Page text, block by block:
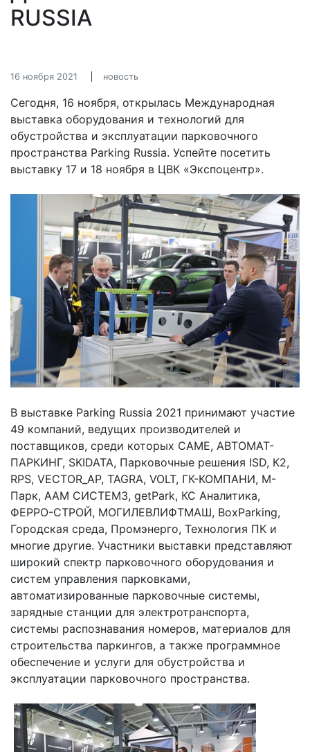
RUSSIA
16 ноября 2021 новость
Сегодня, 16 ноября, открылась Международная
выставка оборудования и технологий для
обустройства и эксплуатации парковочного
пространства Parking Russia. Успейте посетить
выставку 17 и 18 ноября в ЦВК «Экспоцентр».
В выставке Parking Russia 2021 принимают участие
49 компаний, ведущих производителей и
поставщиков, среди которых CAME, АВТОМАТ-
ПАРКИНГ, SKIDATA, Парковочные решения ISD, К2,
RPS, VECTOR_AP, TAGRA, VOLT, ГК-КОМПАНИ, М-
Парк, ААМ СИСТЕМЗ, getPark, КС Аналитика,
ФЕРРО-СТРОЙ, МОГИЛЕВЛИФТМАШ, BoxParking,
Городская среда, Промэнерго, Технология ПК и
многие другие. Участники выставки представляют
широкий спектр парковочного оборудования и
систем управления парковками,
автоматизированные парковочные системы,
зарядные станции для электротранспорта,
системы распознавания номеров, материалов для
строительства паркингов, а также программное
обеспечение и услуги для обустройства и
эксплуатации парковочного пространства.